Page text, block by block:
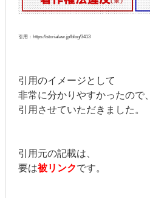
引用：https://storialaw.jp/blog/3413
引用のイメージとして
非常に分かりやすかったので、
引用させていただきました。
引用元の記載は、
要は被リンクです。